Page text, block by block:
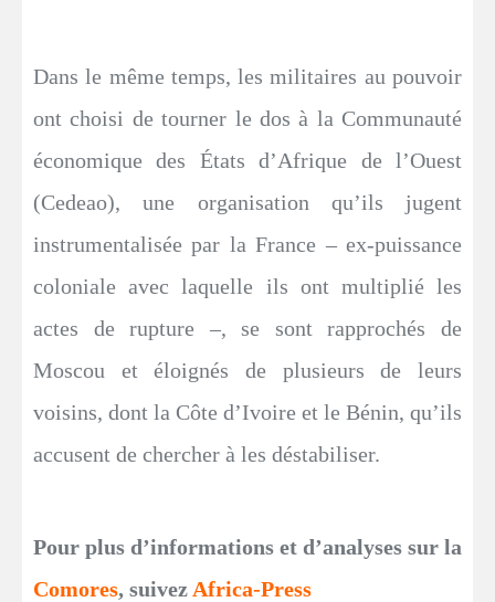
Dans le même temps, les militaires au pouvoir
ont choisi de tourner le dos à la Communauté
économique des États d’Afrique de l’Ouest
(Cedeao), une organisation qu’ils jugent
instrumentalisée par la France – ex-puissance
coloniale avec laquelle ils ont multiplié les
actes de rupture –, se sont rapprochés de
Moscou et éloignés de plusieurs de leurs
voisins, dont la Côte d’Ivoire et le Bénin, qu’ils
accusent de chercher à les déstabiliser.
Pour plus d’informations et d’analyses sur la
Comores, suivez Africa-Press